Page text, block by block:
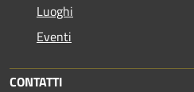
Luoghi
Eventi
CONTATTI